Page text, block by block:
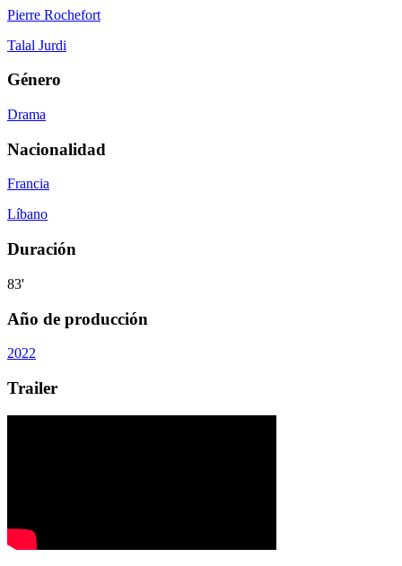
Pierre Rochefort
Talal Jurdi
Género
Drama
Nacionalidad
Francia
Líbano
Duración
83'
Año de producción
2022
Trailer